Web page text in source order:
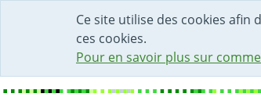
Ce site utilise des cookies
ces cookies.
Pour en savoir plus sur
DÉBUT DU CONTENU DE LA
ACCÈS AU CHAMP DE
PAGE D'ACCUEIL
FORMULAIRE DE CONTACT